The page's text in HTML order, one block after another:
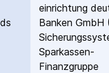
einrichtung
Banken GmbH
Sparkassen-
Finanzgruppe